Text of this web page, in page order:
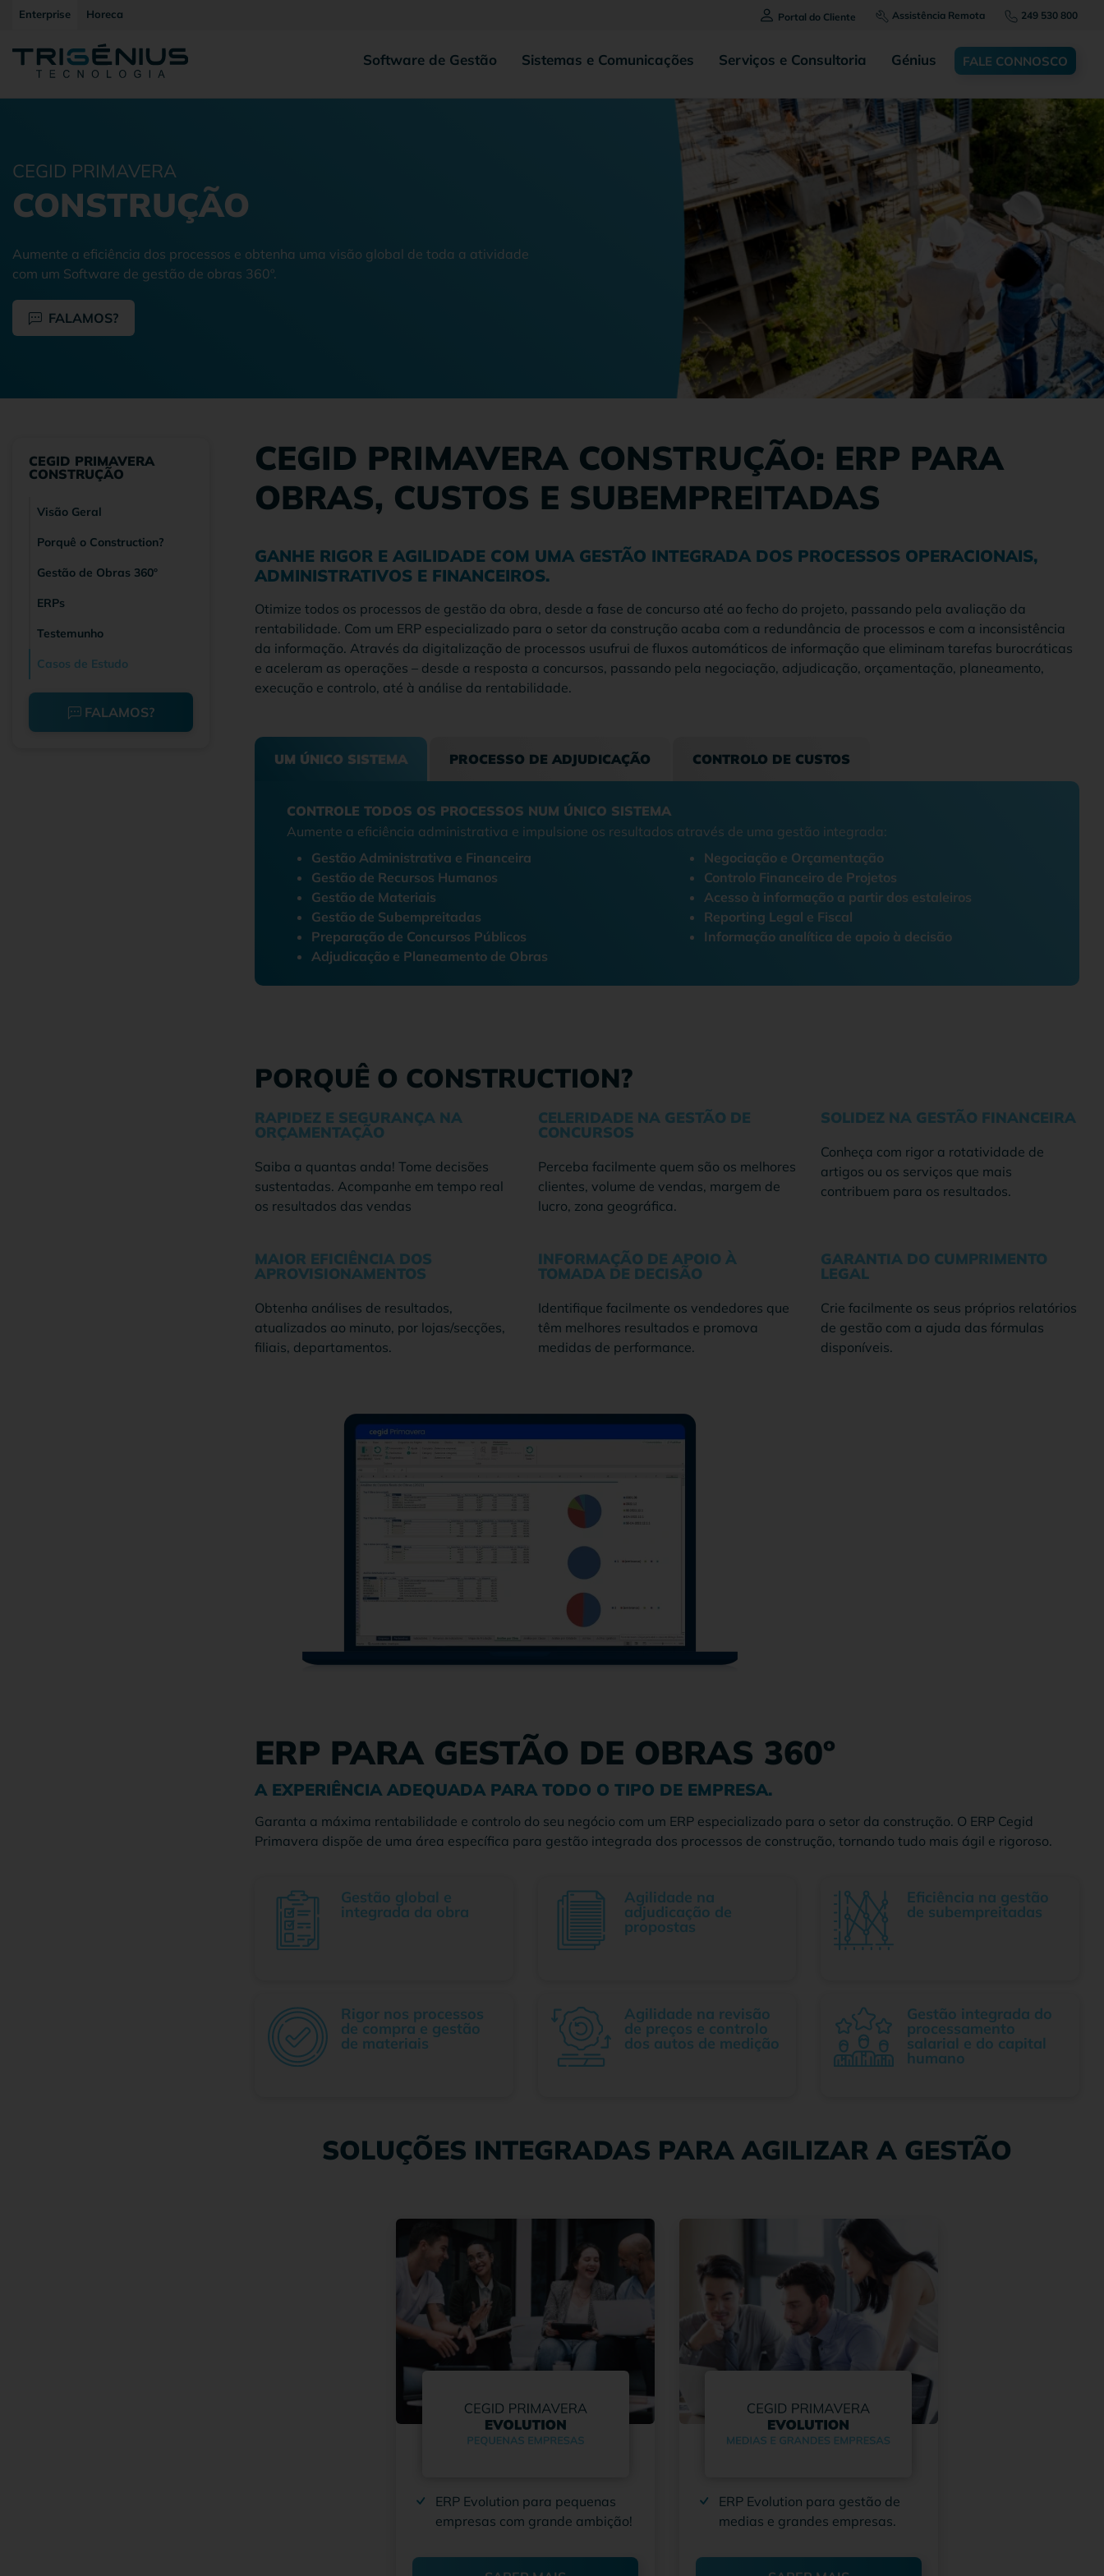
Enterprise Horeca Portal do Cliente Assistência Remota 249 530 800
Software de Gestão Sistemas e Comunicações Serviços e Consultoria Génius FALE CONNOSCO
CEGID PRIMAVERA
CONSTRUÇÃO
Aumente a eficiência dos processos e obtenha uma visão global de toda a atividade
com um Software de gestão de obras 360º.
FALAMOS?
CEGID PRIMAVERA
CONSTRUÇÃO
Visão Geral
Porquê o Construction?
Gestão de Obras 360º
ERPs
Testemunho
Casos de Estudo
FALAMOS?
CEGID PRIMAVERA CONSTRUÇÃO: ERP PARA
OBRAS, CUSTOS E SUBEMPREITADAS
GANHE RIGOR E AGILIDADE COM UMA GESTÃO INTEGRADA DOS PROCESSOS OPERACIONAIS,
ADMINISTRATIVOS E FINANCEIROS.
Otimize todos os processos de gestão da obra, desde a fase de concurso até ao fecho do projeto, passando pela avaliação da
rentabilidade. Com um ERP especializado para o setor da construção acaba com a redundância de processos e com a inconsistência
da informação. Através da digitalização de processos usufrui de fluxos automáticos de informação que eliminam tarefas burocráticas
e aceleram as operações – desde a resposta a concursos, passando pela negociação, adjudicação, orçamentação, planeamento,
execução e controlo, até à análise da rentabilidade.
UM ÚNICO SISTEMA PROCESSO DE ADJUDICAÇÃO CONTROLO DE CUSTOS
CONTROLE TODOS OS PROCESSOS NUM ÚNICO SISTEMA
Aumente a eficiência administrativa e impulsione os resultados através de uma gestão integrada:
Gestão Administrativa e Financeira
Gestão de Recursos Humanos
Gestão de Materiais
Gestão de Subempreitadas
Preparação de Concursos Públicos
Adjudicação e Planeamento de Obras
Negociação e Orçamentação
Controlo Financeiro de Projetos
Acesso à informação a partir dos estaleiros
Reporting Legal e Fiscal
Informação analítica de apoio à decisão
PORQUÊ O CONSTRUCTION?
RAPIDEZ E SEGURANÇA NA
ORÇAMENTAÇÃO
Saiba a quantas anda! Tome decisões
sustentadas. Acompanhe em tempo real
os resultados das vendas
CELERIDADE NA GESTÃO DE
CONCURSOS
Perceba facilmente quem são os melhores
clientes, volume de vendas, margem de
lucro, zona geográfica.
SOLIDEZ NA GESTÃO FINANCEIRA
Conheça com rigor a rotatividade de
artigos ou os serviços que mais
contribuem para os resultados.
MAIOR EFICIÊNCIA DOS
APROVISIONAMENTOS
Obtenha análises de resultados,
atualizados ao minuto, por lojas/secções,
filiais, departamentos.
INFORMAÇÃO DE APOIO À
TOMADA DE DECISÃO
Identifique facilmente os vendedores que
têm melhores resultados e promova
medidas de performance.
GARANTIA DO CUMPRIMENTO
LEGAL
Crie facilmente os seus próprios relatórios
de gestão com a ajuda das fórmulas
disponíveis.
ERP PARA GESTÃO DE OBRAS 360º
A EXPERIÊNCIA ADEQUADA PARA TODO O TIPO DE EMPRESA.
Garanta a máxima rentabilidade e controlo do seu negócio com um ERP especializado para o setor da construção. O ERP Cegid
Primavera dispõe de uma área específica para gestão integrada dos processos de construção, tornando tudo mais ágil e rigoroso.
Gestão global e
integrada da obra
Agilidade na
adjudicação de
propostas
Eficiência na gestão
de subempreitadas
Rigor nos processos
de compra e gestão
de materiais
Agilidade na revisão
de preços e controlo
dos autos de medição
Gestão integrada do
processamento
salarial e do capital
humano
SOLUÇÕES INTEGRADAS PARA AGILIZAR A GESTÃO
ERP Evolution para pequenas
empresas com grande ambição!
ERP Evolution para gestão de
medias e grandes empresas.